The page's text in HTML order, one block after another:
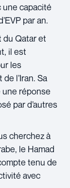
une capacité
par an.
du Qatar et
il est
les
l’Iran. Sa
une réponse
par d’autres
cherchez à
le Hamad
tenu de
avec